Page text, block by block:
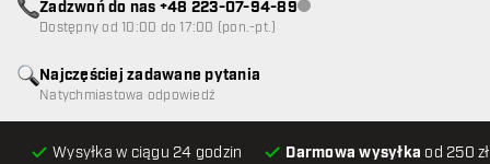
Wysyłka w ciągu 24 godzin Darmowa wysyłka od 250
Najczęściej zadawane pytania
Natychmiastowa odpowiedź
Zadzwoń do nas +48 223-07-94-89Obsługa klienta niedostępna
Dostępny od 10:00 do 17:00 (pon.-pt.)